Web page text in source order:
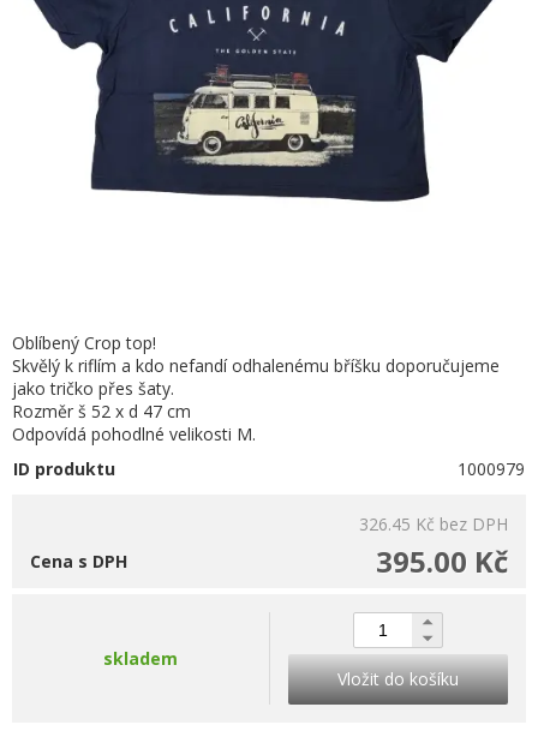
Oblíbený Crop top!
Skvělý k riflím a kdo nefandí odhalenému bříšku doporučujeme
jako tričko přes šaty.
Rozměr š 52 x d 47 cm
Odpovídá pohodlné velikosti M.
ID produktu
1000979
326.45 Kč bez DPH
395.00 Kč
Cena s DPH
skladem
Vložit do košíku